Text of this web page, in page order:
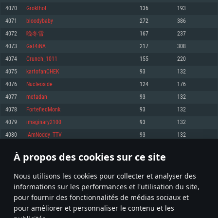
À propos des cookies sur ce site
Nous utilisons les cookies pour collecter et analyser des
informations sur les performances et l'utilisation du site,
pour fournir des fonctionnalités de médias sociaux et
pour améliorer et personnaliser le contenu et les
Mémoire: 4 GB
Carte graphique supportant DirectX 11: AMD Radeon 77XX / NVIDIA
GeForce GTX 660. La résolution minimale supportée par le jeu est de 720p
Connection: Connexion Internet à haut débit
Disque dur: 23.1 Go (client minimal)
Recommandée
1060 et plus, Radeon RX 570 et plus.
Disque dur: 75.9 Go (client complet)
pas supportés)
Mémoire: 6 GB
Carte graphique: Intel Iris Pro 5200 (Mac), ou analogue AMD/Nvidia. La
résolution minimale supportée par le jeu est de 720p.
Connection: Connexion Internet à haut débit
Disque dur: 62,2 Go (client minimal)
Recommandée
OS: Mac OS Big Sur 11.0 ou plus récent
Processeur: Core i7 (Les processeurs Intel Xeon ne sont pas supportés)
Mémoire: 8 GB
Carte graphique: Radeon Vega II ou plus avec support de Metal
Disque dur: 62,2 Go (client complet)
Mémoire: 4 GB
Carte graphique: NVIDIA 660 avec les derniers drivers (moins de 6 mois) /
de même pour AMD (La résolution minimale supportée par le jeu est de
720p)
Connection: Connexion Internet à haut débit
Disque dur: 62,2 Go (client minimal)
Recommandée
OS: Ubuntu 20.04 64bit
Processeur: Intel Core i7
Mémoire: 8 GB
Carte graphique: NVIDIA 1060 avec les derniers drivers (moins de 6 mois) /
6 mois et supportant Vulkan
Connection: Connexion Internet à haut débit
Disque dur: 60,2 Go (client complet)
4070 Grokthol 136 193
4071 bloodybaby 272 386
4072 晚冬雪 167 237
4073 Gat4iNA 217 308
4074 Crunch_1011 155 220
4075 kartofanCHEK 93 132
4076 Nucleoside 124 176
4077 metadan 93 132
4078 FortefiedMonk 93 132
4079 imaginary2100 93 132
4080 IAmNoddy_TTV 93 132
* Classement mis à jour quotidiennement
203 204 205 304